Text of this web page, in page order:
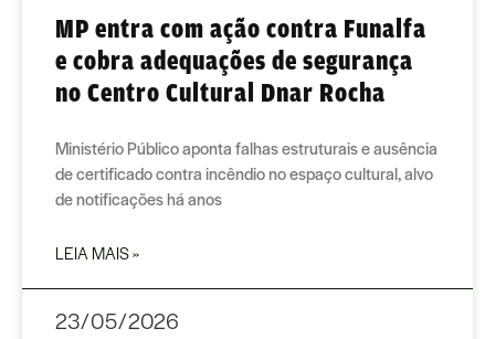
MP entra com ação contra Funalfa
e cobra adequações de segurança
no Centro Cultural Dnar Rocha
Ministério Público aponta falhas estruturais e ausência
de certificado contra incêndio no espaço cultural, alvo
de notificações há anos
LEIA MAIS »
23/05/2026